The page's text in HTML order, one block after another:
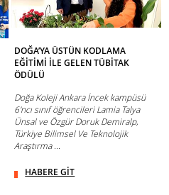
DOĞA’YA ÜSTÜN KODLAMA
EĞİTİMİ İLE GELEN TÜBİTAK
ÖDÜLÜ
Doğa Koleji Ankara İncek kampüsü
6'ncı sınıf öğrencileri Lamia Talya
Ünsal ve Özgür Doruk Demiralp,
Türkiye Bilimsel Ve Teknolojik
Araştırma ...
HABERE GİT